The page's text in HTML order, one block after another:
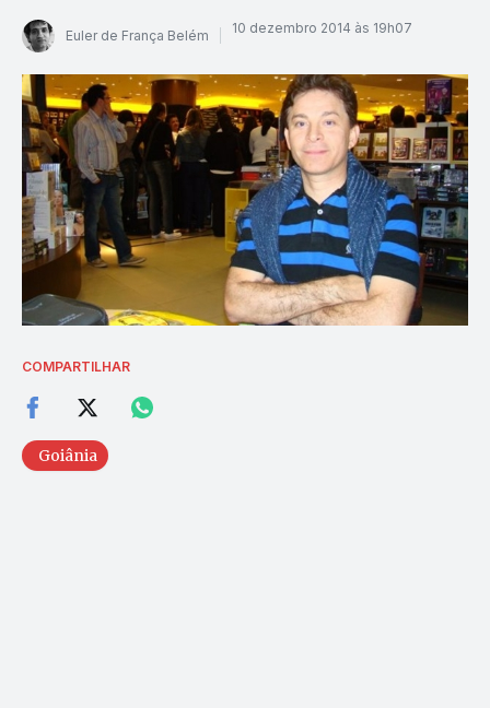
Euler de França Belém 10 dezembro 2014 às 19h07
COMPARTILHAR
Goiânia